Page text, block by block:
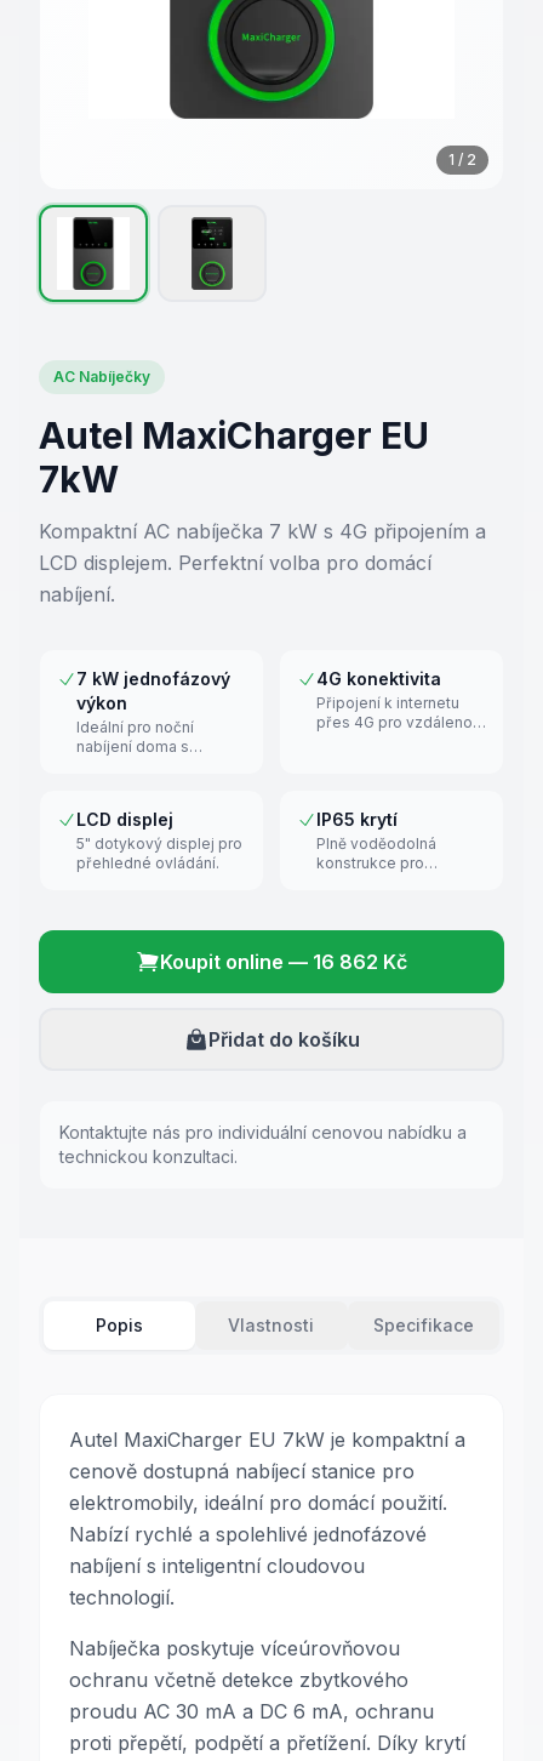
1 / 2
AC Nabíječky
Autel MaxiCharger EU
7kW
Kompaktní AC nabíječka 7 kW s 4G připojením a
LCD displejem. Perfektní volba pro domácí
nabíjení.
7 kW jednofázový
výkon
Ideální pro noční
nabíjení doma s
4G konektivita
Připojení k internetu
přes 4G pro vzdálenou
LCD displej
5" dotykový displej pro
přehledné ovládání.
IP65 krytí
Plně voděodolná
konstrukce pro
Koupit online — 16 862 Kč
Přidat do košíku
Kontaktujte nás pro individuální cenovou nabídku a
technickou konzultaci.
Popis Vlastnosti Specifikace
Autel MaxiCharger EU 7kW je kompaktní a
cenově dostupná nabíjecí stanice pro
elektromobily, ideální pro domácí použití.
Nabízí rychlé a spolehlivé jednofázové
nabíjení s inteligentní cloudovou
technologií.
Nabíječka poskytuje víceúrovňovou
ochranu včetně detekce zbytkového
proudu AC 30 mA a DC 6 mA, ochranu
proti přepětí, podpětí a přetížení. Díky krytí